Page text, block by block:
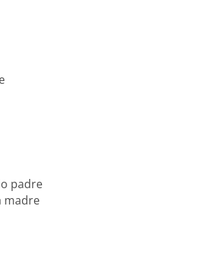
padre
madre